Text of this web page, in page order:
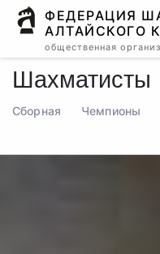
ФЕДЕРАЦИЯ
АЛТАЙСКОГО
общественная
Шахматисты
Сборная Чемпионы